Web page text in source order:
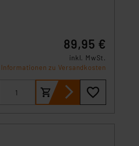
89,95 €
inkl. MwSt.
Informationen zu Versandkosten